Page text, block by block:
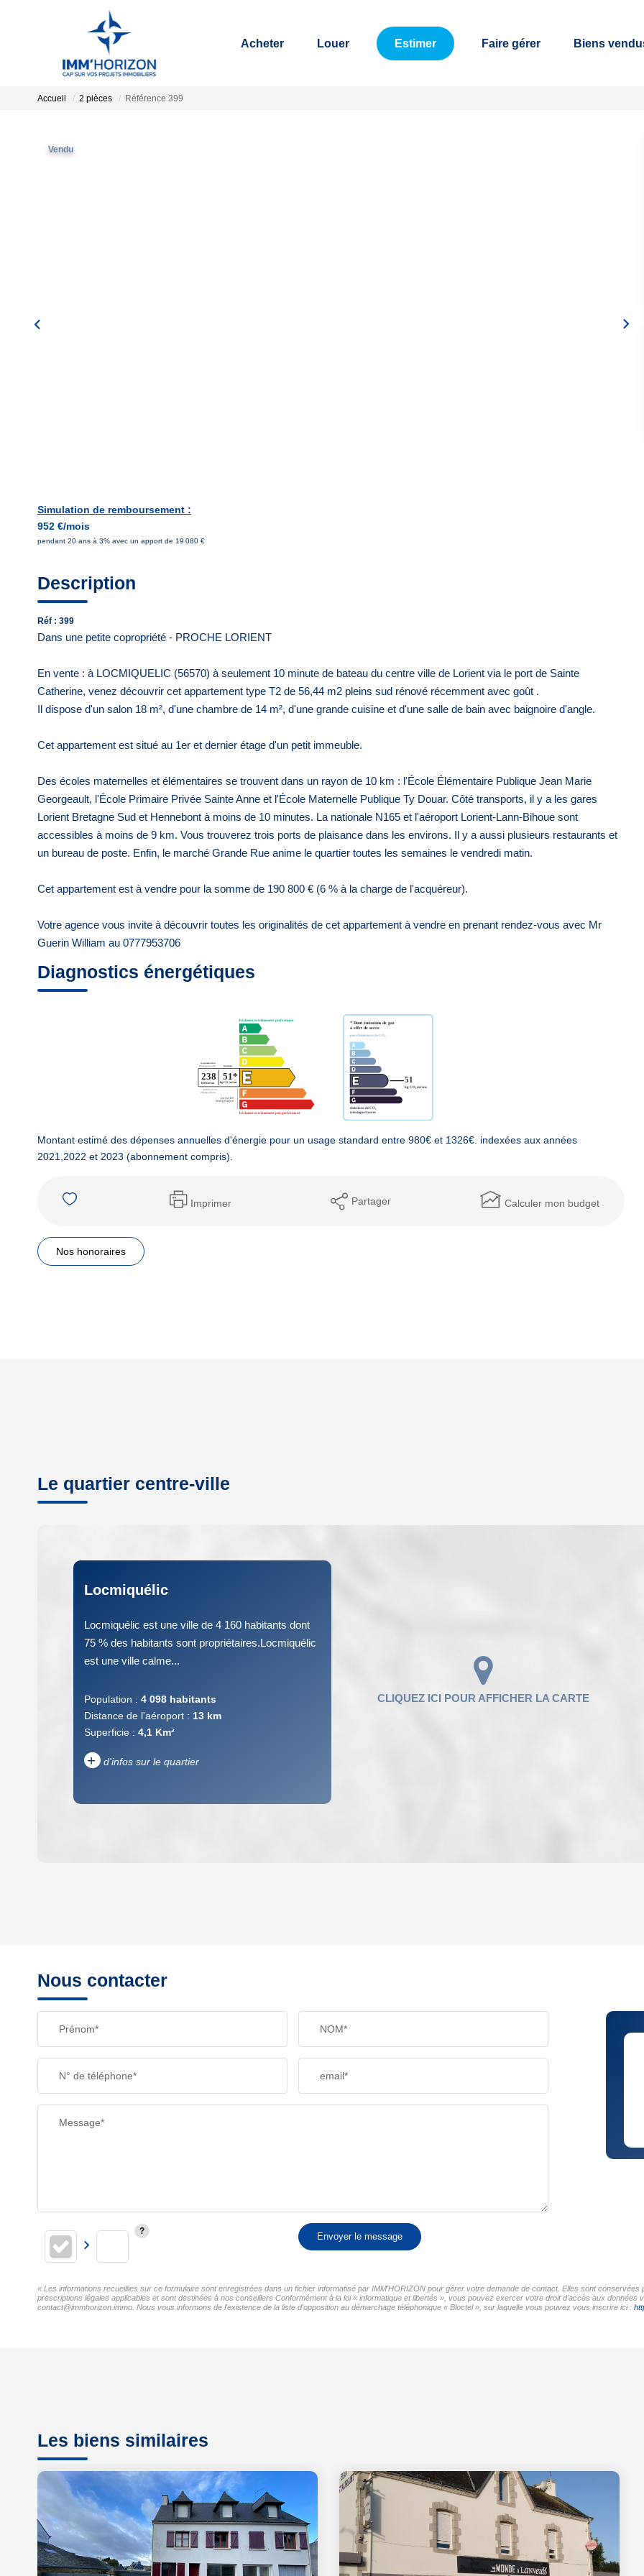
Acheter Louer Estimer Faire gérer Biens
Accueil 2 pièces Référence 399
Vendu
Simulation de remboursement :
952 €/mois
pendant 20 ans à 3% avec un apport de 19 080 €
Description
Réf : 399
Dans une petite copropriété - PROCHE LORIENT
En vente : à LOCMIQUELIC (56570) à seulement 10 minute de bateau du centre ville de Lorient via le port de Sainte
Catherine, venez découvrir cet appartement type T2 de 56,44 m2 pleins sud rénové récemment avec goût .
Il dispose d'un salon 18 m², d'une chambre de 14 m², d'une grande cuisine et d'une salle de bain avec baignoire d'angle.
Cet appartement est situé au 1er et dernier étage d'un petit immeuble.
Des écoles maternelles et élémentaires se trouvent dans un rayon de 10 km : l'École Élémentaire Publique Jean Marie
Georgeault, l'École Primaire Privée Sainte Anne et l'École Maternelle Publique Ty Douar. Côté transports, il y a les gares
Lorient Bretagne Sud et Hennebont à moins de 10 minutes. La nationale N165 et l'aéroport Lorient-Lann-Bihoue sont
accessibles à moins de 9 km. Vous trouverez trois ports de plaisance dans les environs. Il y a aussi plusieurs restaurants et
un bureau de poste. Enfin, le marché Grande Rue anime le quartier toutes les semaines le vendredi matin.
Cet appartement est à vendre pour la somme de 190 800 € (6 % à la charge de l'acquéreur).
Votre agence vous invite à découvrir toutes les originalités de cet appartement à vendre en prenant rendez-vous avec Mr
Guerin William au 0777953706
Diagnostics énergétiques
Montant estimé des dépenses annuelles d'énergie pour un usage standard entre 980€ et 1326€. indexées aux années
2021,2022 et 2023 (abonnement compris).
Imprimer Partager Calculer mon budget
Nos honoraires
Le quartier centre-ville
Locmiquélic
Locmiquélic est une ville de 4 160 habitants dont
75 % des habitants sont propriétaires.Locmiquélic
est une ville calme...
Population : 4 098 habitants
Distance de l'aéroport : 13 km
Superficie : 4,1 Km²
+ d'infos sur le quartier
TAXE FONCIÈRE
SUPERFICIE :
RESTAURANTS ET CAFÉS COMMERCES
Nous contacter
Prénom* NOM*
N° de téléphone* email*
Message*
Envoyer le message
« Les informations recueillies sur ce formulaire sont enregistrées dans un fichier informatisé par IMM'HORIZON pour gérer votre demande de contact. Elles sont
prescriptions légales applicables et sont destinées à nos conseillers Conformément à la loi « informatique et libertés », vous pouvez exercer votre droit d'accès aux
contact@immhorizon.immo. Nous vous informons de l'existence de la liste d'opposition au démarchage téléphonique « Bloctel », sur laquelle vous pouvez vous inscrire ici :
Les biens similaires